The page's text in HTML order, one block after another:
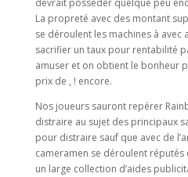
devrait posséder quelque peu
La propreté avec des montant
se déroulent les machines à avec
sacrifier un taux pour rentabilité
amuser et on obtient le bonheur
prix de , ! encore.
Nos joueurs sauront repérer
distraire au sujet des principaux
pour distraire sauf que avec de
cameramen se déroulent
un large collection d’aides